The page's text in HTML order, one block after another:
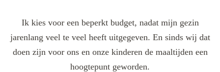
Ik kies voor een beperkt budget, nadat mijn gezin
jarenlang veel te veel heeft uitgegeven. En sinds wij dat
doen zijn voor ons en onze kinderen de maaltijden een
hoogtepunt geworden.